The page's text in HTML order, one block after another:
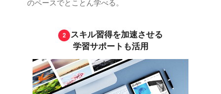
のペースでとことん学べる。
スキル習得を加速させる
学習サポートも活用